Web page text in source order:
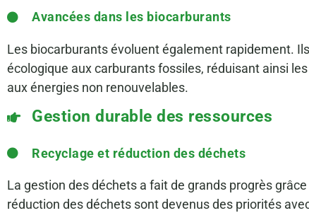
Avancées dans les biocarburants
Les biocarburants évoluent également rapidement.
écologique aux carburants fossiles, réduisant ainsi
aux énergies non renouvelables.
Gestion durable des ressources
Recyclage et réduction des déchets
La gestion des déchets a fait de grands progrès
réduction des déchets sont devenus des priorités